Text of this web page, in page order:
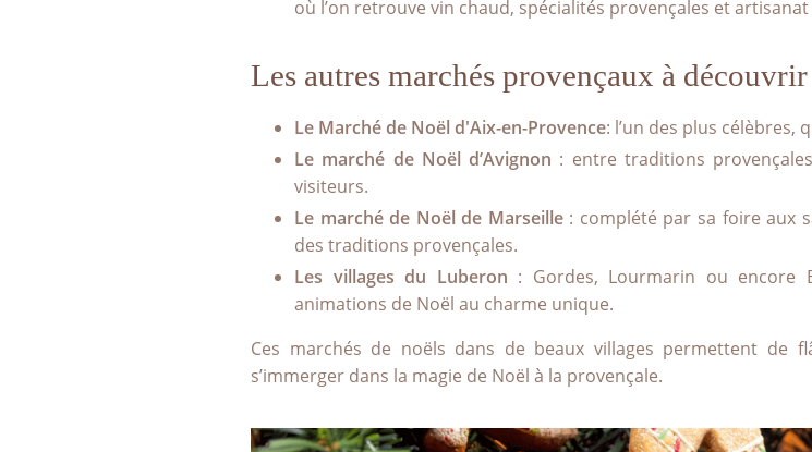
où l’on retrouve vin chaud, spécialités provençales et artisanat
Les autres marchés provençaux à découvrir
Le Marché de Noël d'Aix-en-Provence: l’un des plus célèbres,
Le marché de Noël d’Avignon : entre traditions
visiteurs.
Le marché de Noël de Marseille: complété par sa foire aux
des traditions provençales.
Les villages du Luberon : Gordes, Lourmarin ou encore
animations de Noël au charme unique.
Ces marchés de noëls dans de beaux villages permettent
s’immerger dans la magie de Noël à la provençale.